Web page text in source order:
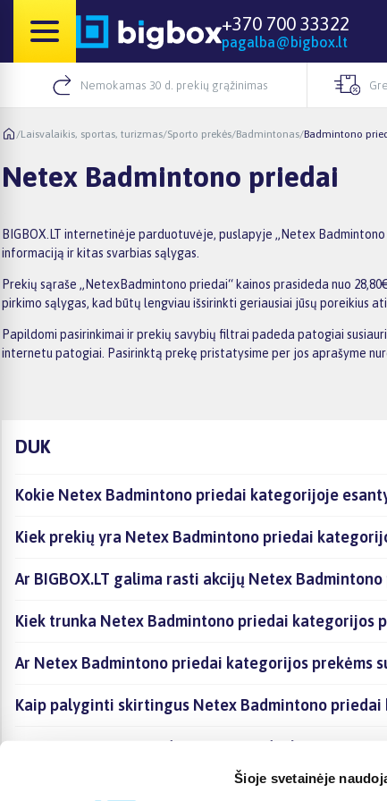
Šioje svetainėje
+370 700 33322
pagalba@bigbox.lt
Nemokamas 30 d. prekių grąžinimas
/Laisvalaikis, sportas, turizmas/Sporto prekės/Badmintonas/Badmintono
Netex Badmintono priedai
BIGBOX.LT internetinėje parduotuvėje, puslapyje „Netex
informaciją ir kitas svarbias sąlygas.
Prekių sąraše „NetexBadmintono priedai“ kainos prasideda nuo
pirkimo sąlygas, kad būtų lengviau išsirinkti geriausiai jūsų poreikius
Papildomi pasirinkimai ir prekių savybių filtrai padeda patogiai
internetu patogiai. Pasirinktą prekę pristatysime per jos aprašyme
DUK
Kokie Netex Badmintono priedai kategorijoje
Kiek prekių yra Netex Badmintono priedai
Ar BIGBOX.LT galima rasti akcijų Netex
Kiek trunka Netex Badmintono priedai kategorijos
Ar Netex Badmintono priedai kategorijos prekėms
Kaip palyginti skirtingus Netex Badmintono
Kaip įsigyti Netex Badmintono priedai kategorijoje